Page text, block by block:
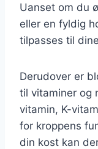
Uanset om du
eller en fyldig
tilpasses til
Derudover er
til vitaminer og
vitamin, K-
for kroppens
din kost kan